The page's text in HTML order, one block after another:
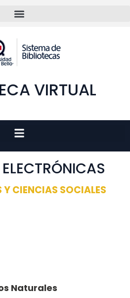
VIRTUAL
Y CIENCIAS SOCIALES
Naturales